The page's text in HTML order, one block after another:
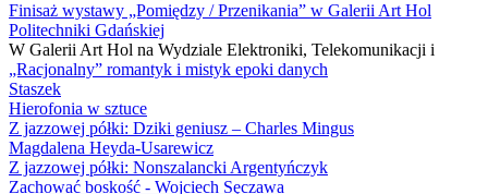
Finisaż wystawy „Pomiędzy / Przenikania” w Galerii Art Hol
Politechniki Gdańskiej
W Galerii Art Hol na Wydziale Elektroniki, Telekomunikacji i
„Racjonalny” romantyk i mistyk epoki danych
Staszek
Hierofonia w sztuce
Z jazzowej półki: Dziki geniusz – Charles Mingus
Magdalena Heyda-Usarewicz
Z jazzowej półki: Nonszalancki Argentyńczyk
Zachować boskość - Wojciech Sęczawa